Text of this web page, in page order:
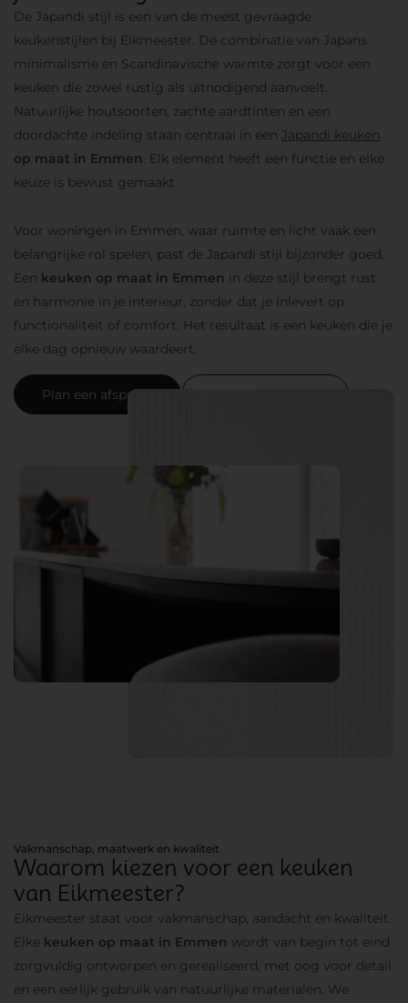
De Japandi stijl is een van de meest gevraagde
keukenstijlen bij Eikmeester. De combinatie van Japans
minimalisme en Scandinavische warmte zorgt voor een
keuken die zowel rustig als uitnodigend aanvoelt.
Natuurlijke houtsoorten, zachte aardtinten en een
doordachte indeling staan centraal in een Japandi keuken
op maat in Emmen. Elk element heeft een functie en elke
keuze is bewust gemaakt.
Voor woningen in Emmen, waar ruimte en licht vaak een
belangrijke rol spelen, past de Japandi stijl bijzonder goed.
Een keuken op maat in Emmen in deze stijl brengt rust
en harmonie in je interieur, zonder dat je inlevert op
functionaliteit of comfort. Het resultaat is een keuken die je
elke dag opnieuw waardeert.
Plan een afspraak
Vakmanschap, maatwerk en kwaliteit
Waarom kiezen voor een keuken
van Eikmeester?
Eikmeester staat voor vakmanschap, aandacht en kwaliteit.
Elke keuken op maat in Emmen wordt van begin tot eind
zorgvuldig ontworpen en gerealiseerd, met oog voor detail
en een eerlijk gebruik van natuurlijke materialen. We